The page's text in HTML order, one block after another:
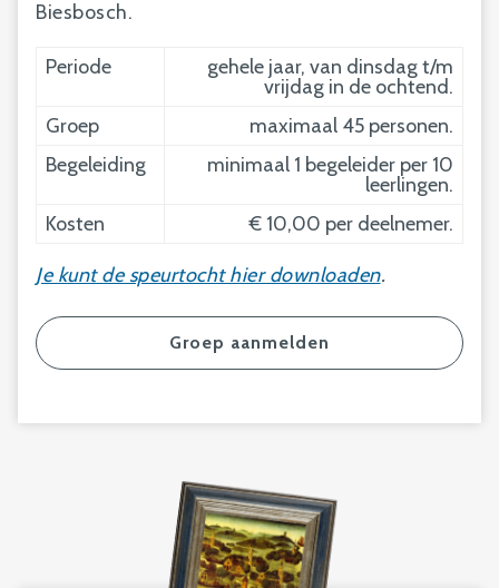
Biesbosch.
Periode
gehele jaar, van dinsdag t/m
vrijdag in de ochtend.
Groep
maximaal 45 personen.
Begeleiding
minimaal 1 begeleider per 10
leerlingen.
Kosten
€ 10,00 per deelnemer.
Je kunt de speurtocht hier downloaden.
Groep aanmelden